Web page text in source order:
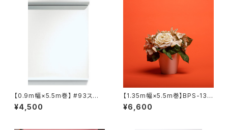
【0.9m幅×5.5m巻】 #93スー
パーホワイト×５本セット スー
ペリア背景紙
¥4,500
【1.35m幅×5.5m巻】BPS-130
5 全50色 スーペリア背景紙
¥6,600